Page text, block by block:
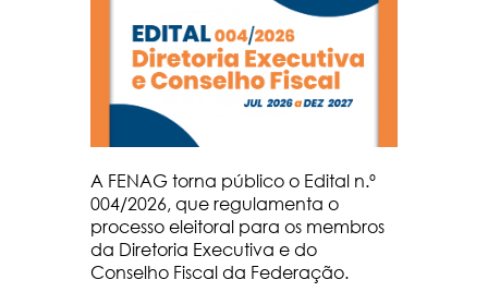
A FENAG torna público o Edital n.º
004/2026, que regulamenta o
processo eleitoral para os membros
da Diretoria Executiva e do
Conselho Fiscal da Federação.